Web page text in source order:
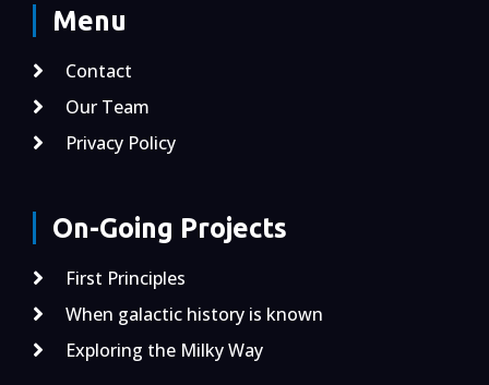
Menu
Contact
Our Team
Privacy Policy
On-Going Projects
First Principles
When galactic history is known
Exploring the Milky Way